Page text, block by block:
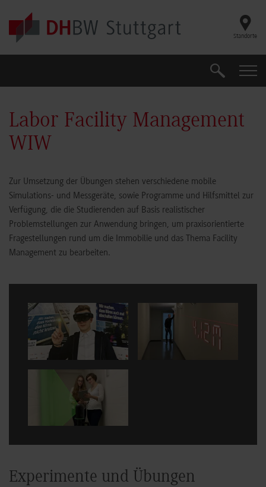
Skip to main content
Standorte
Suche
Labor Facility Management
WIW
Zur Umsetzung der Übungen stehen verschiedene mobile
Simulations- und Messgeräte, sowie Programme und Hilfsmittel zur
Verfügung, die die Studierenden auf Basis realistischer
Problemstellungen zur Anwendung bringen, um praxisorientierte
Fragestellungen rund um die Immobilie und das Thema Facility
Management zu bearbeiten.
Show larger version for: Show larger version for:
Show larger version
Experimente und Übungen